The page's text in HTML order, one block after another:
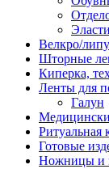
Велкро/
Шторные
Киперка,
Ленты для
Галун
Ритуальная
Готовые
Ножницы и